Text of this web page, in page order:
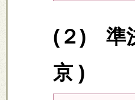
(２) 準
京 )